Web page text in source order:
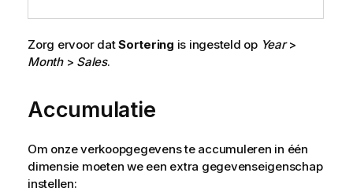
Zorg ervoor datSortering is ingesteld op Year>
Month> Sales.
Accumulatie
Om onze verkoopgegevens te accumuleren in één
dimensie moeten we een extra gegevenseigenschap
instellen: